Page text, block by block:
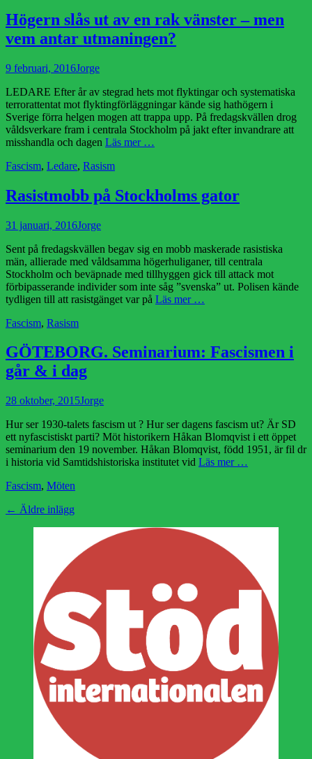
Högern slås ut av en rak vänster – men
vem antar utmaningen?
Publicerad
9 februari, 2016Författare
Jorge
LEDARE Efter år av stegrad hets mot flyktingar och systematiska
terrorattentat mot flyktingförläggningar kände sig hathögern i
Sverige förra helgen mogen att trappa upp. På fredagskvällen drog
våldsverkare fram i centrala Stockholm på jakt efter invandrare att
misshandla och dagen Läs mer …
Kategorier
Fascism, Ledare, Rasism
Rasistmobb på Stockholms gator
Publicerad
31 januari, 2016Författare
Jorge
Sent på fredagskvällen begav sig en mobb maskerade rasistiska
män, allierade med våldsamma högerhuliganer, till centrala
Stockholm och beväpnade med tillhyggen gick till attack mot
förbipasserande individer som inte såg ”svenska” ut. Polisen kände
tydligen till att rasistgänget var på Läs mer …
Kategorier
Fascism, Rasism
GÖTEBORG. Seminarium: Fascismen i
går & i dag
Publicerad
28 oktober, 2015Författare
Jorge
Hur ser 1930-talets fascism ut ? Hur ser dagens fascism ut? Är SD
ett nyfascistiskt parti? Möt historikern Håkan Blomqvist i ett öppet
seminarium den 19 november. Håkan Blomqvist, född 1951, är fil dr
i historia vid Samtidshistoriska institutet vid Läs mer …
Kategorier
Fascism, Möten
Inläggsnavigering
← Äldre inlägg